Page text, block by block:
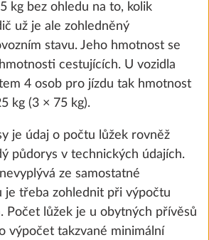
find more information about
options by clicking on
link.
Přidat
kg bez ohledu na to, kolik
už je ale zohledněný
stavu. Jeho hmotnost se
cestujících. U vozidla
4 osob pro jízdu tak hmotnost
kg (3 × 75 kg).
je údaj o počtu lůžek rovněž
půdorys v technických údajích.
ze samostatné
je třeba zohlednit při výpočtu
Počet lůžek je u obytných přívěsů
výpočet takzvané minimální